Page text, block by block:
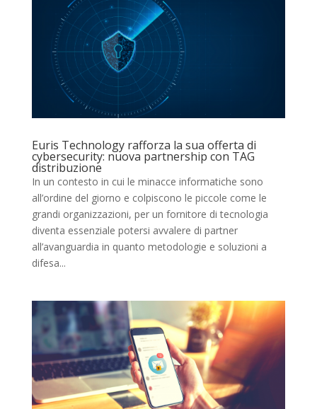
Euris Technology rafforza la sua offerta di
cybersecurity: nuova partnership con TAG
distribuzione
In un contesto in cui le minacce informatiche sono
all’ordine del giorno e colpiscono le piccole come le
grandi organizzazioni, per un fornitore di tecnologia
diventa essenziale potersi avvalere di partner
all’avanguardia in quanto metodologie e soluzioni a
difesa...